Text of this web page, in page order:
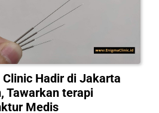
Clinic Hadir di Jakarta
Tawarkan terapi
Medis